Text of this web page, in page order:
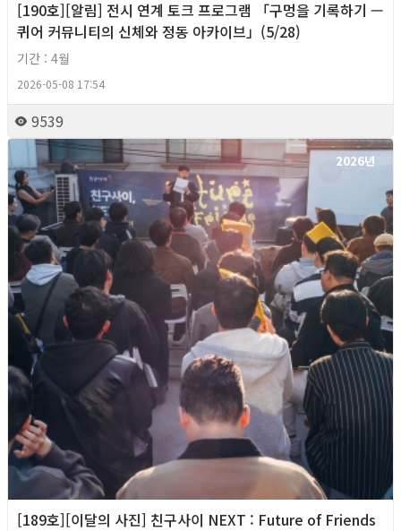
[190호][알림] 전시 연계 토크 프로그램 「구멍을 기록하기 —
퀴어 커뮤니티의 신체와 정동 아카이브」(5/28)
기간 : 4월
2026-05-08 17:54
9539
2026년
[189호][이달의 사진] 친구사이 NEXT : Future of Friends